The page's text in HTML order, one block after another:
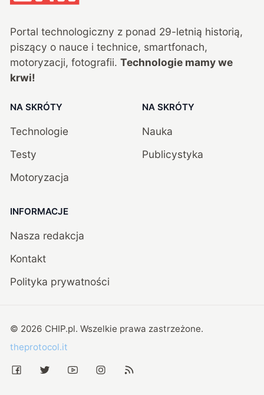
Portal technologiczny z ponad 29-letnią historią,
piszący o nauce i technice, smartfonach,
motoryzacji, fotografii. Technologie mamy we
krwi!
NA SKRÓTY
Technologie
Testy
Motoryzacja
NA SKRÓTY
Nauka
Publicystyka
INFORMACJE
Nasza redakcja
Kontakt
Polityka prywatności
© 2026 CHIP.pl. Wszelkie prawa zastrzeżone.
theprotocol.it